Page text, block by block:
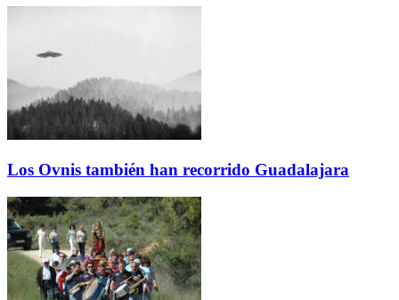
Los Ovnis también han recorrido Guadalajara